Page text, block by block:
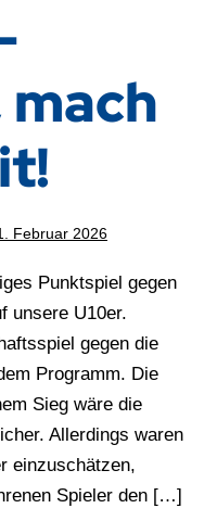
Februar 2026
Punktspiel gegen
unsere U10er.
gegen die
Programm. Die
Sieg wäre die
Allerdings waren
einzuschätzen,
Spieler den […]